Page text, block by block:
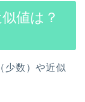
値は？
少数）や近似